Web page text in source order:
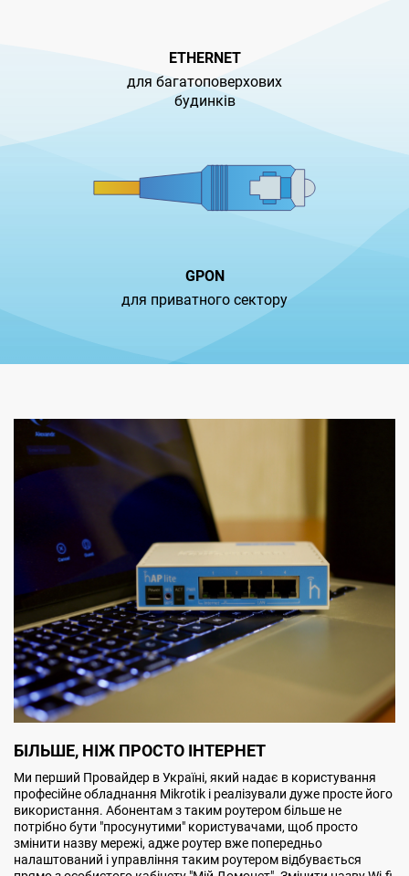
ETHERNET
для багатоповерхових
будинків
GPON
для приватного сектору
БІЛЬШЕ, НІЖ ПРОСТО ІНТЕРНЕТ
Ми перший Провайдер в Україні, який надає в користування
професійне обладнання Mikrotik і реалізували дуже просте його
використання. Абонентам з таким роутером більше не
потрібно бути "просунутими" користувачами, щоб просто
змінити назву мережі, адже роутер вже попередньо
налаштований і управління таким роутером відбувається